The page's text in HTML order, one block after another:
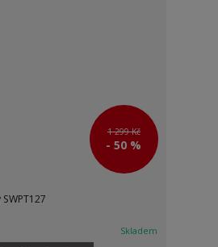
1 299 Kč
- 50 %
Skladem